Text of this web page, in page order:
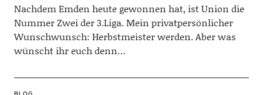
Nachdem Emden heute gewonnen hat, ist Union die
Nummer Zwei der 3.Liga. Mein privatpersönlicher
Wunschwunsch: Herbstmeister werden. Aber was
wünscht ihr euch denn…